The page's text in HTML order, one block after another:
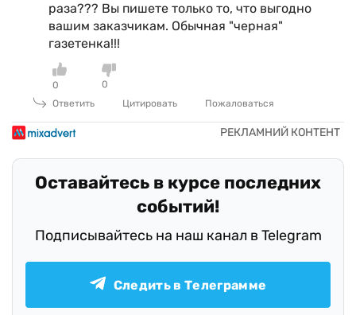
раза??? Вы пишете только то, что выгодно
вашим заказчикам. Обычная "черная"
газетенка!!!
0
0
Ответить
Цитировать Пожаловаться
Оставайтесь в курсе последних
событий!
Подписывайтесь на наш канал в Telegram
Следить в Телеграмме